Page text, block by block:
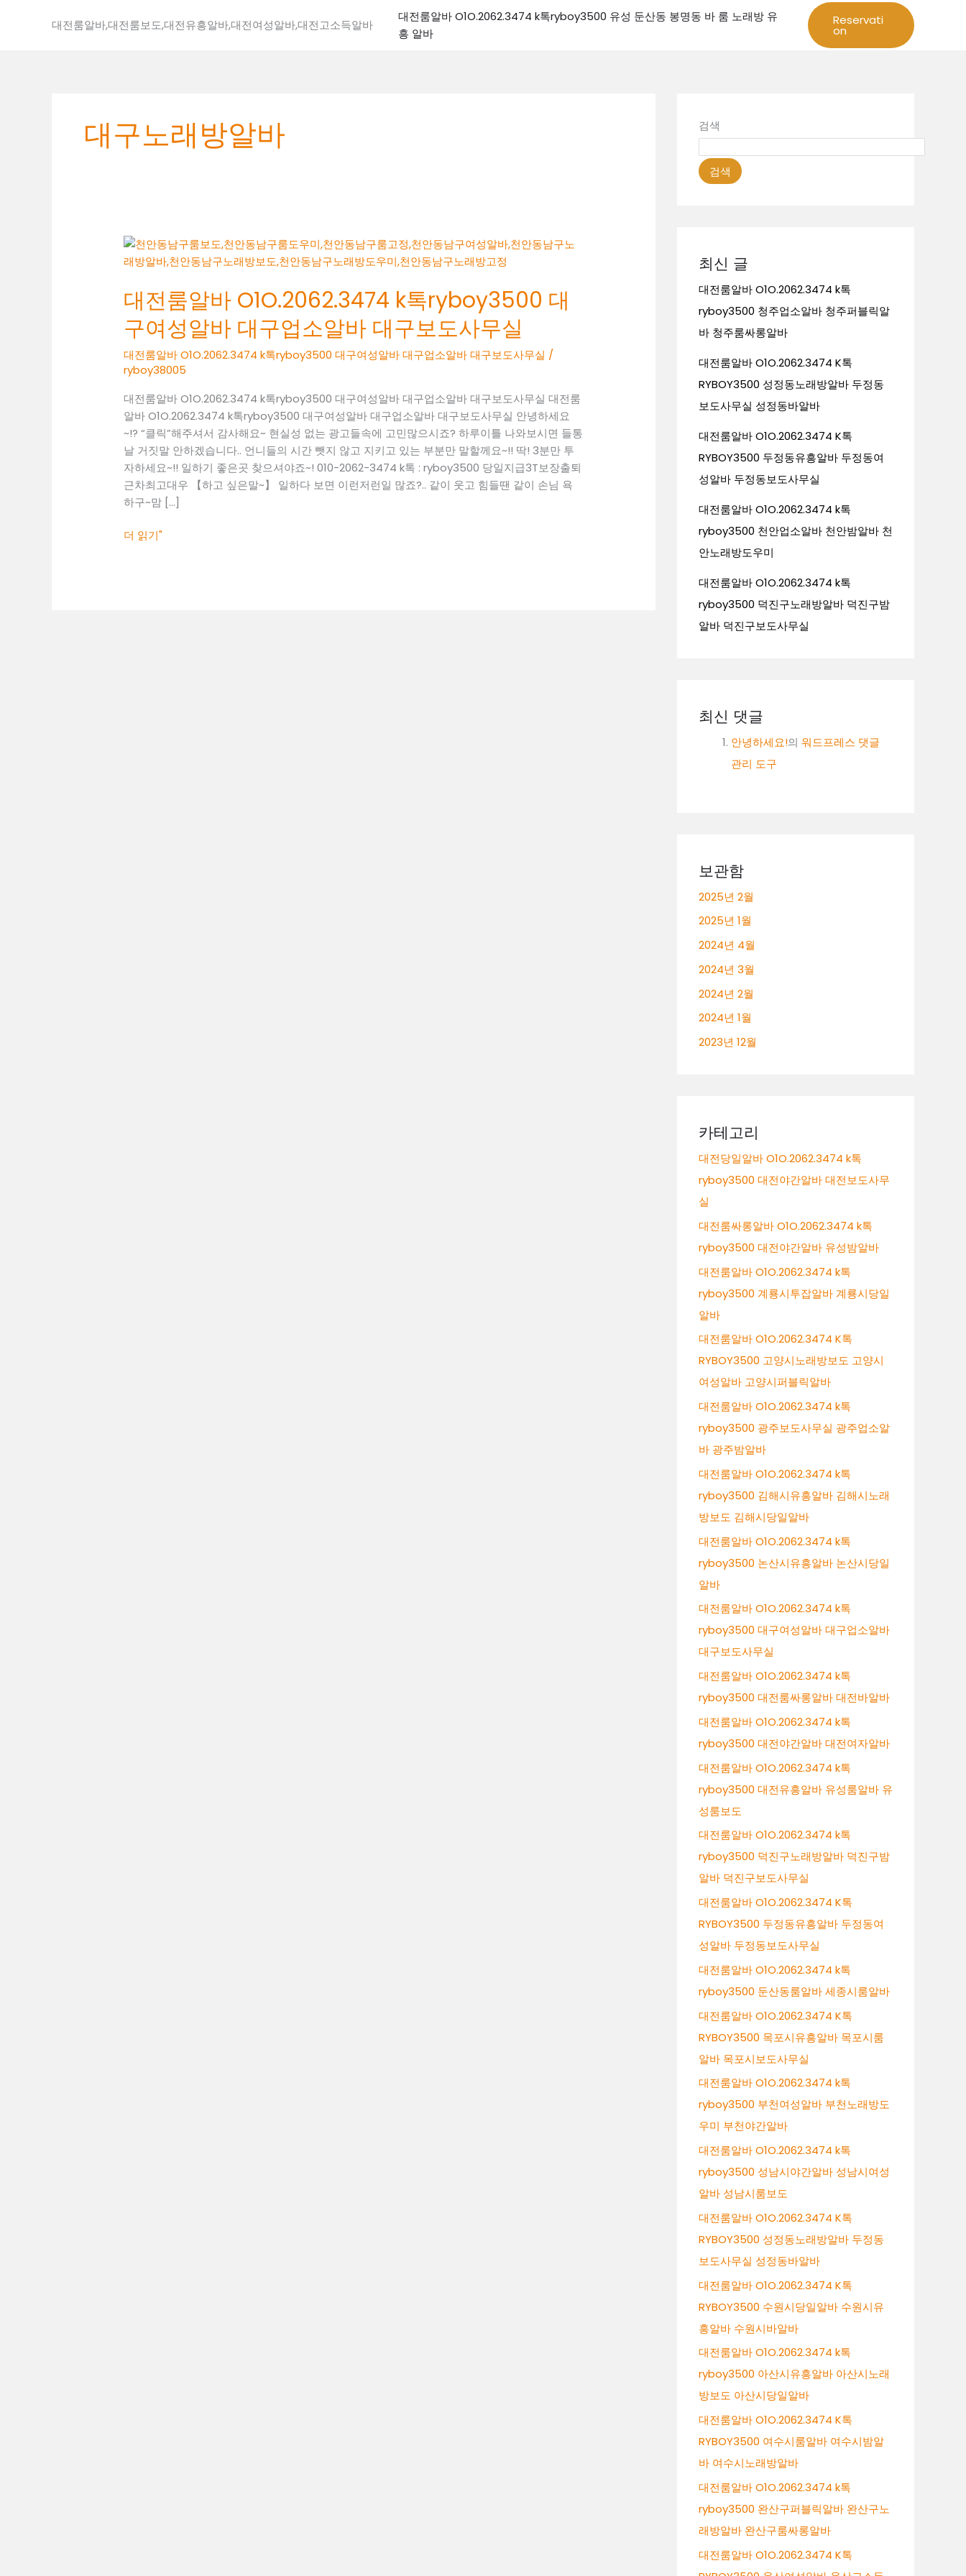
대전룸알바,대전룸보도,대전유흥알바,대전여성알바,대전고소득알바
대전룸알바 O1O.2062.3474 k톡ryboy3500 유성 둔산동 봉명동 바 룸 노래방 유
흥 알바
Reservati
on
대구노래방알바
대전룸알바 O1O.2062.3474 k톡ryboy3500 대
구여성알바 대구업소알바 대구보도사무실
대전룸알바 O1O.2062.3474 k톡ryboy3500 대구여성알바 대구업소알바 대구보도사무실 /
ryboy38005
대전룸알바 O1O.2062.3474 k톡ryboy3500 대구여성알바 대구업소알바 대구보도사무실 대전룸
알바 O1O.2062.3474 k톡ryboy3500 대구여성알바 대구업소알바 대구보도사무실 안녕하세요
~!? “클릭”해주셔서 감사해요~ 현실성 없는 광고들속에 고민많으시죠? 하루이틀 나와보시면 들통
날 거짓말 안하겠습니다.. 언니들의 시간 뺏지 않고 지키고 있는 부분만 말할께요~!! 딱! 3분만 투
자하세요~!! 일하기 좋은곳 찾으셔야죠~! 010-2062-3474 k톡 : ryboy3500 당일지급3T보장출퇴
근차최고대우 【하고 싶은말~】 일하다 보면 이런저런일 많죠?.. 같이 웃고 힘들땐 같이 손님 욕
하구~맘 […]
대
전
알
O1O.2062.3474
톡
ryboy3500
대
구
여
성
알
바
대
업
더 읽기"
검색
검색
최신 글
대전룸알바 O1O.2062.3474 k톡
ryboy3500 청주업소알바 청주퍼블릭알
바 청주룸싸롱알바
대전룸알바 O1O.2062.3474 K톡
RYBOY3500 성정동노래방알바 두정동
보도사무실 성정동바알바
대전룸알바 O1O.2062.3474 K톡
RYBOY3500 두정동유흥알바 두정동여
성알바 두정동보도사무실
대전룸알바 O1O.2062.3474 k톡
ryboy3500 천안업소알바 천안밤알바 천
안노래방도우미
대전룸알바 O1O.2062.3474 k톡
ryboy3500 덕진구노래방알바 덕진구밤
알바 덕진구보도사무실
최신 댓글
안녕하세요!의 워드프레스 댓글
관리 도구
보관함
2025년 2월
2025년 1월
2024년 4월
2024년 3월
2024년 2월
2024년 1월
2023년 12월
카테고리
대전당일알바 O1O.2062.3474 k톡
ryboy3500 대전야간알바 대전보도사무
실
대전룸싸롱알바 O1O.2062.3474 k톡
ryboy3500 대전야간알바 유성밤알바
대전룸알바 O1O.2062.3474 k톡
ryboy3500 계룡시투잡알바 계룡시당일
알바
대전룸알바 O1O.2062.3474 K톡
RYBOY3500 고양시노래방보도 고양시
여성알바 고양시퍼블릭알바
대전룸알바 O1O.2062.3474 k톡
ryboy3500 광주보도사무실 광주업소알
바 광주밤알바
대전룸알바 O1O.2062.3474 k톡
ryboy3500 김해시유흥알바 김해시노래
방보도 김해시당일알바
대전룸알바 O1O.2062.3474 k톡
ryboy3500 논산시유흥알바 논산시당일
알바
대전룸알바 O1O.2062.3474 k톡
ryboy3500 대구여성알바 대구업소알바
대구보도사무실
대전룸알바 O1O.2062.3474 k톡
ryboy3500 대전룸싸롱알바 대전바알바
대전룸알바 O1O.2062.3474 k톡
ryboy3500 대전야간알바 대전여자알바
대전룸알바 O1O.2062.3474 k톡
ryboy3500 대전유흥알바 유성룸알바 유
성룸보도
대전룸알바 O1O.2062.3474 k톡
ryboy3500 덕진구노래방알바 덕진구밤
알바 덕진구보도사무실
대전룸알바 O1O.2062.3474 K톡
RYBOY3500 두정동유흥알바 두정동여
성알바 두정동보도사무실
대전룸알바 O1O.2062.3474 k톡
ryboy3500 둔산동룸알바 세종시룸알바
대전룸알바 O1O.2062.3474 K톡
RYBOY3500 목포시유흥알바 목포시룸
알바 목포시보도사무실
대전룸알바 O1O.2062.3474 k톡
ryboy3500 부천여성알바 부천노래방도
우미 부천야간알바
대전룸알바 O1O.2062.3474 k톡
ryboy3500 성남시야간알바 성남시여성
알바 성남시룸보도
대전룸알바 O1O.2062.3474 K톡
RYBOY3500 성정동노래방알바 두정동
보도사무실 성정동바알바
대전룸알바 O1O.2062.3474 K톡
RYBOY3500 수원시당일알바 수원시유
흥알바 수원시바알바
대전룸알바 O1O.2062.3474 k톡
ryboy3500 아산시유흥알바 아산시노래
방보도 아산시당일알바
대전룸알바 O1O.2062.3474 K톡
RYBOY3500 여수시룸알바 여수시밤알
바 여수시노래방알바
대전룸알바 O1O.2062.3474 k톡
ryboy3500 완산구퍼블릭알바 완산구노
래방알바 완산구룸싸롱알바
대전룸알바 O1O.2062.3474 K톡